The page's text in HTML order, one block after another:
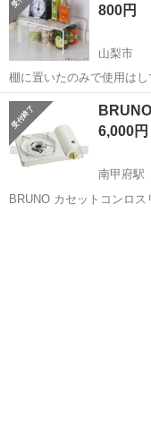
け渡し場所はメッセージで
800円
山梨市
棚に置いたのみで使用は
てしまい他の場所でも使うこ
まだ小さいので お取引は
山梨 山梨市 キッ
6,000円
南甲府駅
BRUNO カセットコンロスリム アイ